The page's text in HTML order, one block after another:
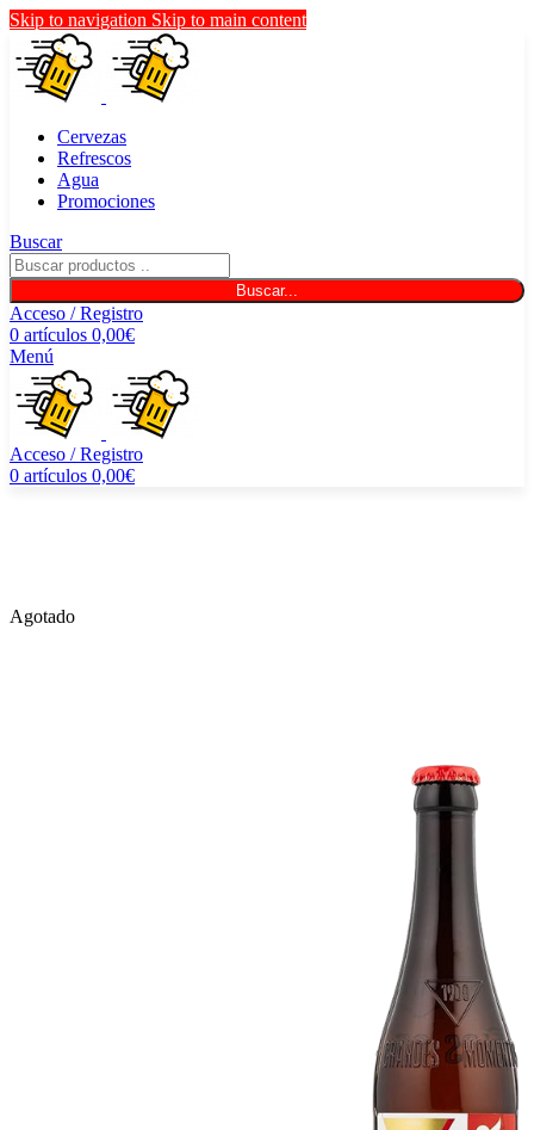
Skip to navigation Skip to main content
Cervezas
Refrescos
Agua
Promociones
Buscar
Buscar...
Acceso / Registro
0 artículos 0,00€
Menú
Acceso / Registro
0 artículos 0,00€
Agotado